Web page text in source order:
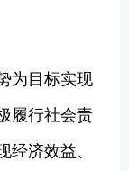
为目标实现
履行社会责
济效益、